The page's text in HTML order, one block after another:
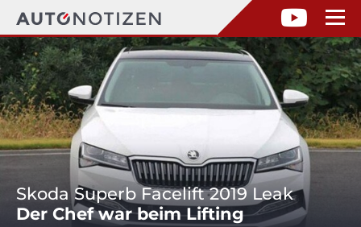
Skoda Superb Facelift 2019 Leak
Der Chef war beim Lifting